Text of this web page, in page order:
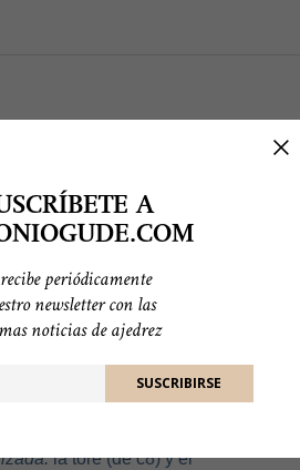
A
periódicamente
newsletter con las
noticias de ajedrez
jugado aquí 26 … Cf6
la tore (de c8) y el